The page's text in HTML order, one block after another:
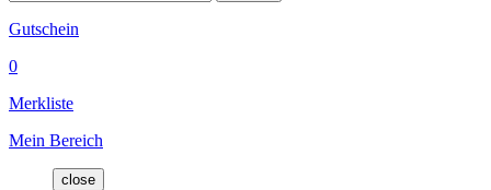
Gutschein
0
Merkliste
Mein Bereich
close